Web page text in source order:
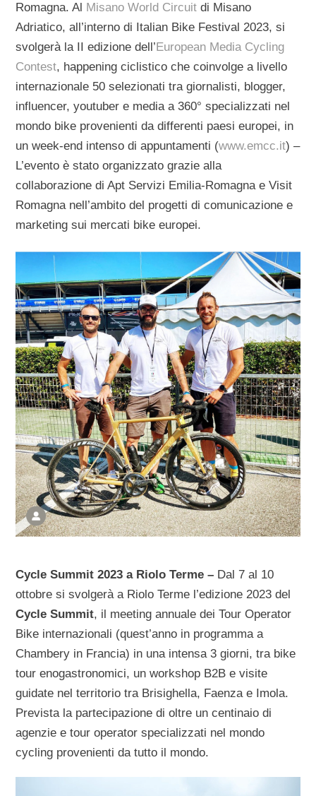
Romagna. Al Misano World Circuit di Misano
Adriatico, all’interno di Italian Bike Festival 2023, si
svolgerà la II edizione dell’ European Media Cycling
Contest, happening ciclistico che coinvolge a livello
internazionale 50 selezionati tra giornalisti, blogger,
influencer, youtuber e media a 360° specializzati nel
mondo bike provenienti da differenti paesi europei, in
un week-end intenso di appuntamenti (www.emcc.it) –
L’evento è stato organizzato grazie alla
collaborazione di Apt Servizi Emilia-Romagna e Visit
Romagna nell’ambito del progetti di comunicazione e
marketing sui mercati bike europei.
Cycle Summit 2023 a Riolo Terme – Dal 7 al 10
ottobre si svolgerà a Riolo Terme l’edizione 2023 del
Cycle Summit, il meeting annuale dei Tour Operator
Bike internazionali (quest’anno in programma a
Chambery in Francia) in una intensa 3 giorni, tra bike
tour enogastronomici, un workshop B2B e visite
guidate nel territorio tra Brisighella, Faenza e Imola.
Prevista la partecipazione di oltre un centinaio di
agenzie e tour operator specializzati nel mondo
cycling provenienti da tutto il mondo.